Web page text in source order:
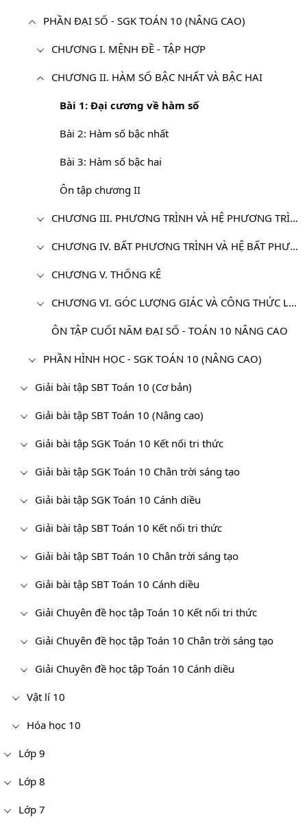
PHẦN ĐẠI SỐ - SGK TOÁN 10 (NÂNG CAO)
CHƯƠNG I. MỆNH ĐỀ - TẬP HỢP
CHƯƠNG II. HÀM SỐ BẬC NHẤT VÀ BẬC HAI
Bài 1: Đại cương về hàm số
Bài 2: Hàm số bậc nhất
Bài 3: Hàm số bậc hai
Ôn tập chương II
CHƯƠNG III. PHƯƠNG TRÌNH VÀ HỆ PHƯƠNG TRÌNH
CHƯƠNG IV. BẤT PHƯƠNG TRÌNH VÀ HỆ BẤT PHƯƠNG TRÌNH
CHƯƠNG V. THỐNG KÊ
CHƯƠNG VI. GÓC LƯỢNG GIÁC VÀ CÔNG THỨC LƯỢNG GIÁC
ÔN TẬP CUỐI NĂM ĐẠI SỐ - TOÁN 10 NÂNG CAO
PHẦN HÌNH HỌC - SGK TOÁN 10 (NÂNG CAO)
Giải bài tập SBT Toán 10 (Cơ bản)
Giải bài tập SBT Toán 10 (Nâng cao)
Giải bài tập SGK Toán 10 Kết nối tri thức
Giải bài tập SGK Toán 10 Chân trời sáng tạo
Giải bài tập SGK Toán 10 Cánh diều
Giải bài tập SBT Toán 10 Kết nối tri thức
Giải bài tập SBT Toán 10 Chân trời sáng tạo
Giải bài tập SBT Toán 10 Cánh diều
Giải Chuyên đề học tập Toán 10 Kết nối tri thức
Giải Chuyên đề học tập Toán 10 Chân trời sáng tạo
Giải Chuyên đề học tập Toán 10 Cánh diều
Vật lí 10
Hóa học 10
Lớp 9
Lớp 8
Lớp 7